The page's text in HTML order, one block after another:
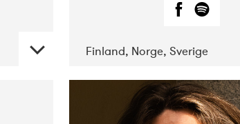
Finland, Norge, Sverige
DATE
CONCERTS